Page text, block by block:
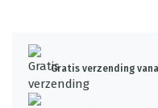
Gratis verzending